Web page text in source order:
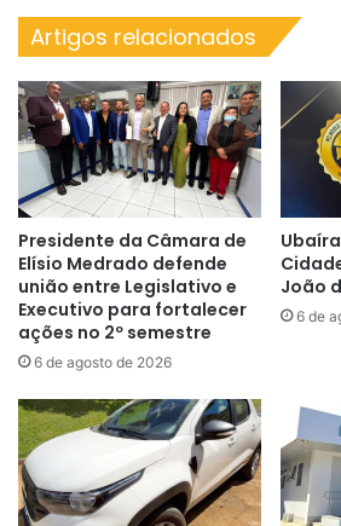
Artigos relacionados
Presidente da Câmara de
Elísio Medrado defende
união entre Legislativo e
Executivo para fortalecer
ações no 2º semestre
6 de agosto de 2026
João
6 de